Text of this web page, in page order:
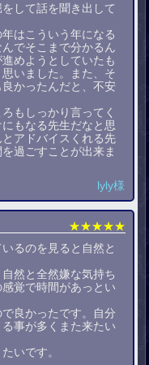
して話を聞き出して
はこういう年になる
でそこまで分かるん
めようとしていたも
いました。また、そ
かったんだと、不安
もしっかり言ってく
もなる先生だなと思
アドバイスくれる先
過ごすことが出来ま
lyly様
★★★★★
るのを見ると自然と
然と全然嫌な気持ち
覚で時間があっとい
良かったです。自分
事が多くまた来たい
いです。